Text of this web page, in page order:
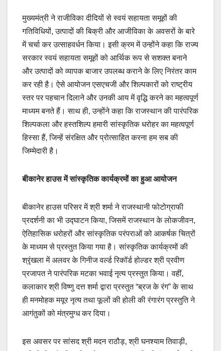
मुख्यमंत्री ने राजीविका दीदियों से स्वयं सहायता समूहों की
गतिविधियों, उत्पादों की बिक्री और आजीविका के अवसरों के बारे
में चर्चा कर उत्साहवर्धन किया। इसी क्रम में उन्होंने कहा कि राज्य
सरकार स्वयं सहायता समूहों को आर्थिक रूप से सशक्त बनाने
और उत्पादों को व्यापक बाजार उपलब्ध कराने के लिए निरंतर काम
कर रही है। ऐसे आयोजन एसएचजी और शिल्पकारों को राष्ट्रीय
स्तर पर पहचान दिलाने और उनकी आय में वृद्धि करने का महत्वपूर्ण
माध्यम बनते हैं। साथ ही, उन्होंने कहा कि राजस्थान की पारंपरिक
शिल्पकला और हस्तशिल्प हमारी सांस्कृतिक धरोहर का महत्वपूर्ण
हिस्सा हैं, जिन्हें संरक्षित और प्रोत्साहित करना हम सब की
जिम्मेदारी है।
बीकानेर हाउस में सांस्कृतिक कार्यक्रमों का हुआ आयोजन
बीकानेर हाउस परिसर में श्री शर्मा ने राजस्थानी फोटोग्राफी
प्रदर्शनी का भी उद्घाटन किया, जिसमें राजस्थान के लोकजीवन,
ऐतिहासिक धरोहरों और सांस्कृतिक परंपराओं को आकर्षक चित्रों
के माध्यम से प्रस्तुत किया गया है। सांस्कृतिक कार्यक्रमों की
श्रृंखला में अलवर के गिनीज वर्ल्ड रिकॉर्ड होल्डर श्री प्रवीण
प्रजापत ने पारंपरिक मटका भवाई नृत्य प्रस्तुत किया। वहीं,
कलाकार श्री विष्णु दत्त शर्मा द्वारा प्रस्तुत “ब्रज के रंग” के साथ
ही मनमोहक मयूर नृत्य तथा फूलों की होली की रंगारंग प्रस्तुति ने
आगंतुकों को मंत्रमुग्ध कर दिया।
इस अवसर पर सांसद श्री मदन राठौड़, श्री घनश्याम तिवाड़ी,